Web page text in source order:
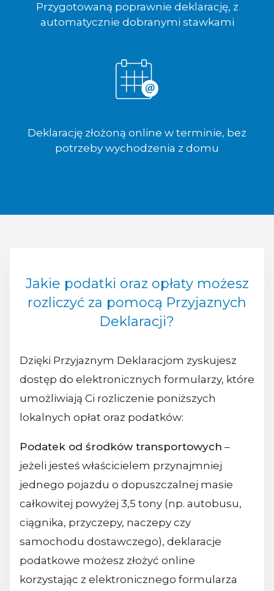
Przygotowaną poprawnie deklarację, z
automatycznie dobranymi stawkami
Deklarację złożoną online w terminie, bez
potrzeby wychodzenia z domu
Jakie podatki oraz opłaty możesz
rozliczyć za pomocą Przyjaznych
Deklaracji?
Dzięki Przyjaznym Deklaracjom zyskujesz
dostęp do elektronicznych formularzy, które
umożliwiają Ci rozliczenie poniższych
lokalnych opłat oraz podatków:
Podatek od środków transportowych –
jeżeli jesteś właścicielem przynajmniej
jednego pojazdu o dopuszczalnej masie
całkowitej powyżej 3,5 tony (np. autobusu,
ciągnika, przyczepy, naczepy czy
samochodu dostawczego), deklaracje
podatkowe możesz złożyć online
korzystając z elektronicznego formularza